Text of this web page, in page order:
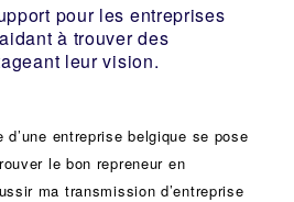
pour les entreprises
à trouver des
leur vision.
entreprise belgique se pose
le bon repreneur en
ma transmission d’entreprise